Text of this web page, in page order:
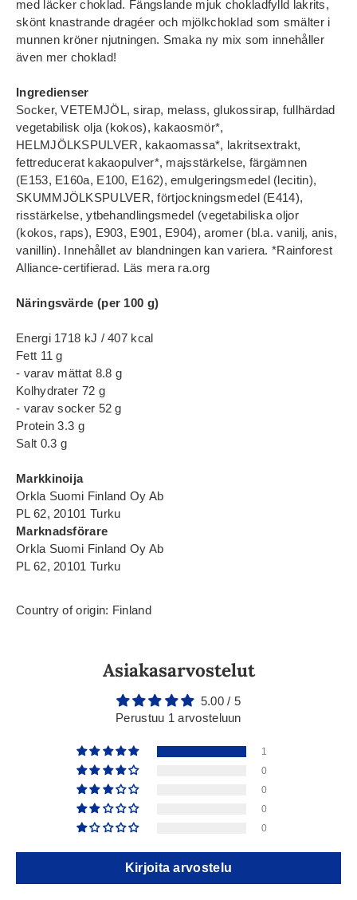
med läcker choklad. Fängslande mjuk chokladfylld lakrits,
skönt knastrande dragéer och mjölkchoklad som smälter i
munnen kröner njutningen. Smaka ny mix som innehåller
även mer choklad!
Ingredienser
Socker, VETEMJÖL, sirap, melass, glukossirap, fullhärdad
vegetabilisk olja (kokos), kakaosmör*,
HELMJÖLKSPULVER, kakaomassa*, lakritsextrakt,
fettreducerat kakaopulver*, majsstärkelse, färgämnen
(E153, E160a, E100, E162), emulgeringsmedel (lecitin),
SKUMMJÖLKSPULVER, förtjockningsmedel (E414),
risstärkelse, ytbehandlingsmedel (vegetabiliska oljor
(kokos, raps), E903, E901, E904), aromer (bl.a. vanilj, anis,
vanillin). Innehållet av blandningen kan variera. *Rainforest
Alliance-certifierad. Läs mera ra.org
Näringsvärde (per 100 g)
Energi 1718 kJ / 407 kcal
Fett 11 g
- varav mättat 8.8 g
Kolhydrater 72 g
- varav socker 52 g
Protein 3.3 g
Salt 0.3 g
Markkinoija
Orkla Suomi Finland Oy Ab
PL 62, 20101 Turku
Marknadsförare
Orkla Suomi Finland Oy Ab
PL 62, 20101 Turku
Country of origin: Finland
Asiakasarvostelut
5.00 / 5
Perustuu 1 arvosteluun
1
0
0
0
0
Kirjoita arvostelu